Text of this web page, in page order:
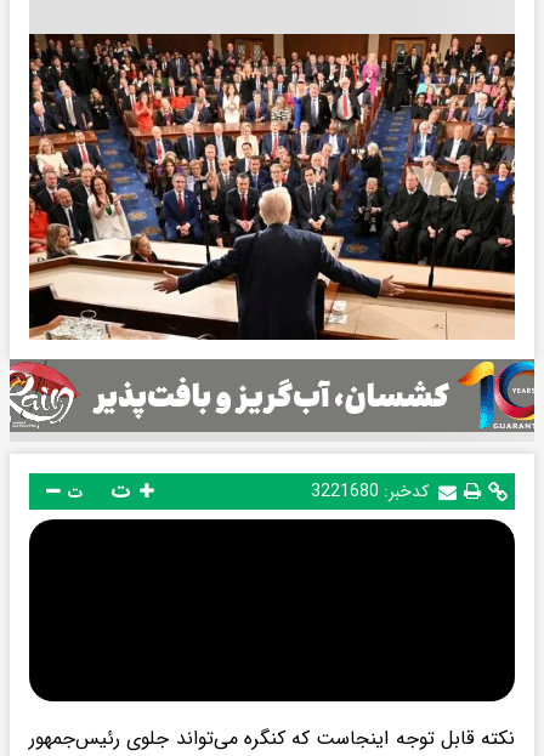
کدخبر: 3221680 ت
نکته قابل توجه اینجاست که کنگره می‌تواند جلوی رئیس‌جمهور